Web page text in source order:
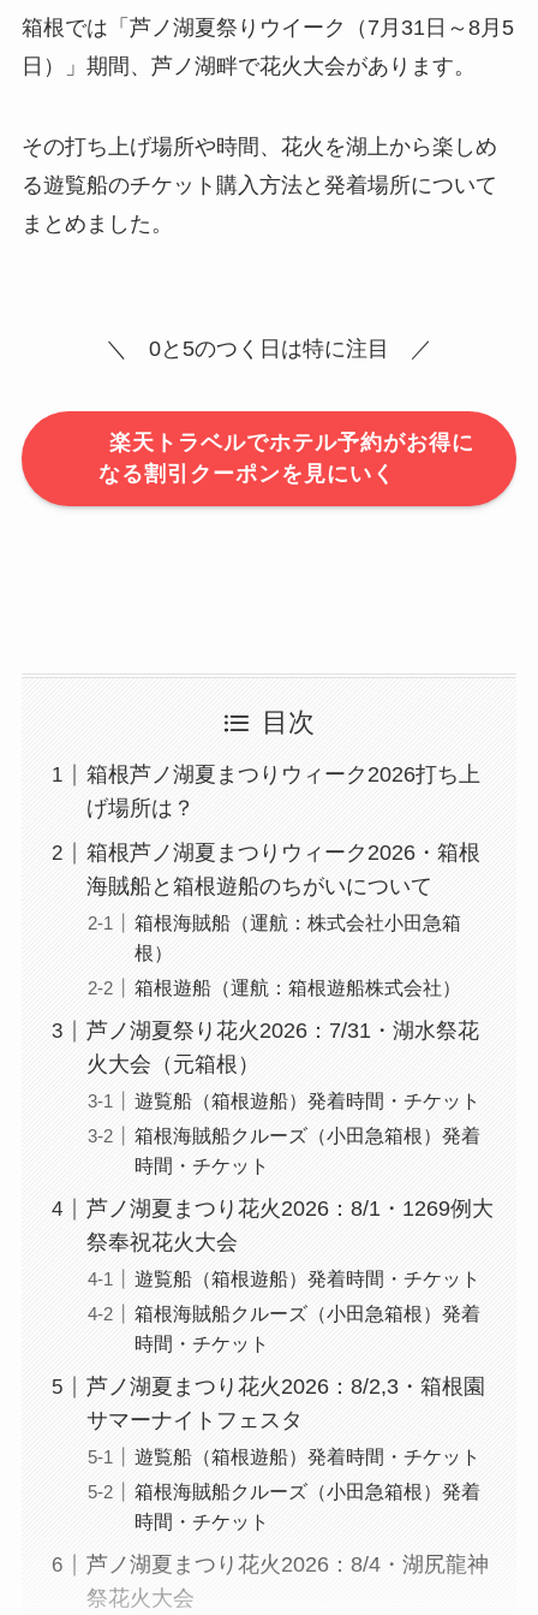
箱根では「芦ノ湖夏祭りウイーク（7月31日～8月5
日）」期間、芦ノ湖畔で花火大会があります。
その打ち上げ場所や時間、花火を湖上から楽しめ
る遊覧船のチケット購入方法と発着場所について
まとめました。
＼ 0と5のつく日は特に注目 ／
楽天トラベルでホテル予約がお得に
なる割引クーポンを見にいく
目次
箱根芦ノ湖夏まつりウィーク2026打ち上
げ場所は？
箱根芦ノ湖夏まつりウィーク2026・箱根
海賊船と箱根遊船のちがいについて
箱根海賊船（運航：株式会社小田急箱
根）
箱根遊船（運航：箱根遊船株式会社）
芦ノ湖夏祭り花火2026：7/31・湖水祭花
火大会（元箱根）
遊覧船（箱根遊船）発着時間・チケット
箱根海賊船クルーズ（小田急箱根）発着
時間・チケット
芦ノ湖夏まつり花火2026：8/1・1269例大
祭奉祝花火大会
遊覧船（箱根遊船）発着時間・チケット
箱根海賊船クルーズ（小田急箱根）発着
時間・チケット
芦ノ湖夏まつり花火2026：8/2,3・箱根園
サマーナイトフェスタ
遊覧船（箱根遊船）発着時間・チケット
箱根海賊船クルーズ（小田急箱根）発着
時間・チケット
芦ノ湖夏まつり花火2026：8/4・湖尻龍神
祭花火大会